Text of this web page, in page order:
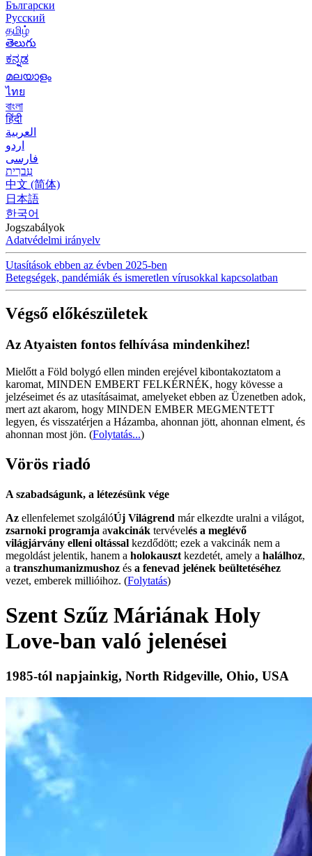
Български
Русский
தமிழ்
తెలుగు
ಕನ್ನಡ
മലയാളം
ไทย
বাংলা
हिंदी
العربية
اردو
فارسی
עִברִית
中文 (简体)
日本語
한국어
Jogszabályok
Adatvédelmi irányelv
Utasítások ebben az évben 2025-ben
Betegségek, pandémiák és ismeretlen vírusokkal kapcsolatban
Végső előkészületek
Az Atyaisten fontos felhívása mindenkihez!
Mielőtt a Föld bolygó ellen minden erejével kibontakoztatom a
karomat, MINDEN EMBERT FELKÉRNÉK, hogy kövesse a
jelzéseimet és az utasításaimat, amelyeket ebben az Üzenetben adok,
mert azt akarom, hogy MINDEN EMBER MEGMENTETT
legyen, és visszatérjen a Házamba, ahonnan jött, ahonnan elment, és
ahonnan most jön. (Folytatás...)
Vörös riadó
A szabadságunk, a létezésünk vége
Az ellenfelemet szolgálóÚj Világrend már elkezdte uralni a világot,
zsarnoki programja avakcinák tervévelés a meglévő
világjárvány elleni oltással kezdődött; ezek a vakcinák nem a
megoldást jelentik, hanem a holokauszt kezdetét, amely a halálhoz,
a transzhumanizmushoz és a fenevad jelének beültetéséhez
vezet, emberek millióihoz. (Folytatás)
Szent Szűz Máriának Holy
Love-ban való jelenései
1985-tól napjainkig, North Ridgeville, Ohio, USA